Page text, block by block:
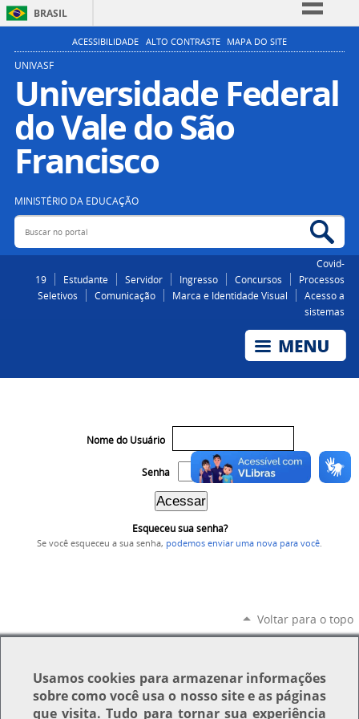
BRASIL
Simplifique!
Participe
Acesso à informação
Legislação
ACESSIBILIDADE ALTO CONTRASTE MAPA DO SITE
UNIVASF
Universidade Federal
do Vale do São
Francisco
MINISTÉRIO DA EDUCAÇÃO
Buscar no portal
Covid-
19
Estudante Servidor Ingresso Concursos
Processos
Seletivos
Comunicação Marca e Identidade Visual
Acesso a
sistemas
Nome do Usuário
Senha
Esqueceu sua senha?
Se você esqueceu a sua senha, podemos enviar uma nova para você
Voltar para o topo
Usamoscookies para armazenar informações
sobre como você usa o nosso site e as páginas
que visita. Tudo para tornar sua experiência